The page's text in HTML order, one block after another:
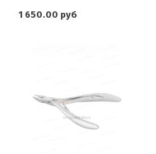
1 650.00 руб